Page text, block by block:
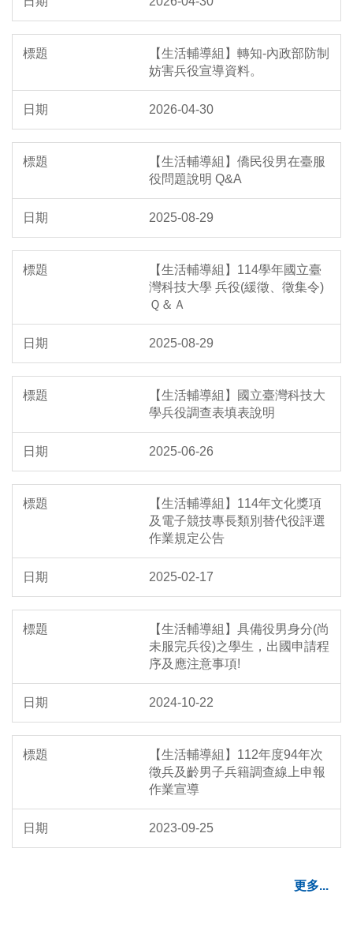
【生活輔導組】轉知-內政部防制
妨害兵役宣導資料。
2026-04-30
【生活輔導組】僑民役男在臺服
役問題說明 Q&A
2025-08-29
【生活輔導組】114學年國立臺
灣科技大學 兵役(緩徵、徵集令)
Ｑ＆Ａ
2025-08-29
【生活輔導組】國立臺灣科技大
學兵役調查表填表說明
2025-06-26
【生活輔導組】114年文化獎項
及電子競技專長類別替代役評選
作業規定公告
2025-02-17
【生活輔導組】具備役男身分(尚
未服完兵役)之學生，出國申請程
序及應注意事項!
2024-10-22
【生活輔導組】112年度94年次
徵兵及齡男子兵籍調查線上申報
作業宣導
2023-09-25
更多...